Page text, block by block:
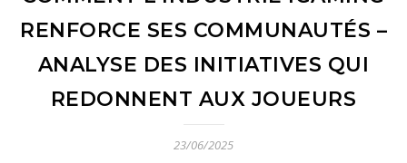
RENFORCE SES COMMUNAUTÉS –
ANALYSE DES INITIATIVES QUI
REDONNENT AUX JOUEURS
23/06/2025